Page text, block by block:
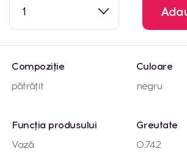
1
Compoziție
pătrățit
Culoare
negru
Funcția produsului
Vază
Greutate
0.742